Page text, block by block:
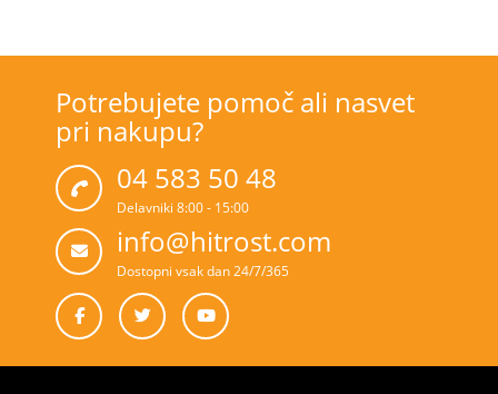
Potrebujete pomoč ali nasvet
pri nakupu?
04 583 50 48
Delavniki 8:00 - 15:00
info@hitrost.com
Dostopni vsak dan 24/7/365